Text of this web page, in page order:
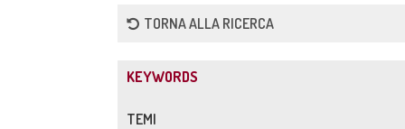
TORNA ALLA RICERCA
KEYWORDS
TEMI